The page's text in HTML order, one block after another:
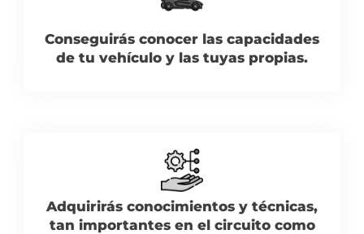
Conseguirás conocer las capacidades
de tu vehículo y las tuyas propias.
Adquirirás conocimientos y técnicas,
tan importantes en el circuito como